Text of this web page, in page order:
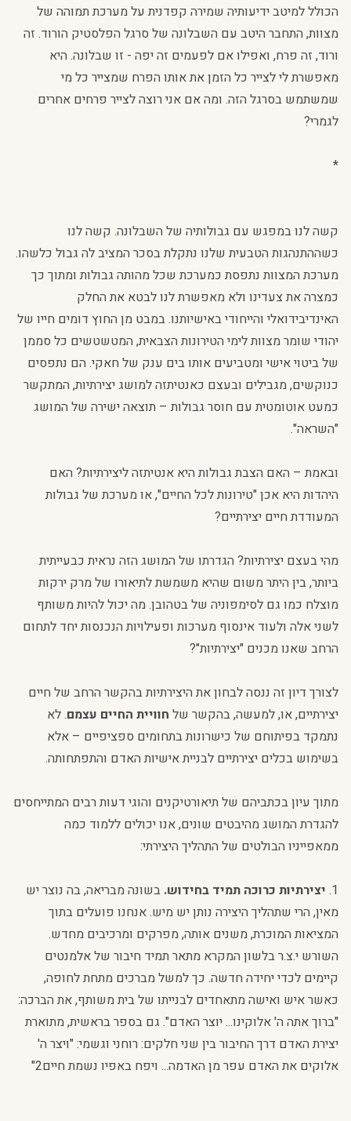
הכולל למיטב ידיעותיה שמירה קפדנית על מערכת תמוהה של
מצוות, התחבר היטב עם השבלונה של סרגל הפלסטיק הורוד. זה
ורוד, זה פרח, ואפילו אם לפעמים זה יפה - זו שבלונה. היא
מאפשרת לי לצייר כל הזמן את אותו הפרח שמצייר כל מי
שמשתמש בסרגל הזה. ומה אם אני רוצה לצייר פרחים אחרים
לגמרי?
*
קשה לנו במפגש עם גבולותיה של השבלונה. קשה לנו
כשההתנהגות הטבעית שלנו נתקלת בסכר המציב לה גבול כלשהו.
מערכת המצוות נתפסת כמערכת שכל מהותה גבולות ומתוך כך
כמצרה את צעדינו ולא מאפשרת לנו לבטא את החלק
האינדיבידואלי והייחודי באישיותנו. במבט מן החוץ דומים חייו של
יהודי שומר מצוות לימי הטירונות הצבאית, המטשטשים כל סממן
של ביטוי אישי ומטביעים אותו בים ענק של חאקי. הם נתפסים
כנוקשים, מגבילים ובעצם כאנטיתזה למושג יצירתיות, המתקשר
כמעט אוטומטית עם חוסר גבולות – תוצאה ישירה של המושג
"השראה".
ובאמת – האם הצבת גבולות היא אנטיתזה ליצירתיות? האם
היהדות היא אכן "טירונות לכל החיים", או מערכת של גבולות
המעודדת חיים יצירתיים?
מהי בעצם יצירתיות? הגדרתו של המושג הזה נראית כבעייתית
ביותר, בין היתר משום שהיא משמשת לתיאורו של מרק ירקות
מוצלח כמו גם לסימפוניה של בטהובן. מה יכול להיות משותף
לשני אלה ולעוד אינסוף מערכות ופעילויות הנכנסות יחד לתחום
הרחב שאנו מכנים "יצירתיות"?
לצורך דיון זה ננסה לבחון את היצירתיות בהקשר הרחב של חיים
יצירתיים, או, למעשה, בהקשר של חוויית החיים עצמם. לא
נתמקד בפיתוחם של כישרונות בתחומים ספציפיים – אלא
בשימוש בכלים יצירתיים לבניית אישיות האדם והתפתחותה.
מתוך עיון בכתביהם של תיאורטיקנים והוגי דעות רבים המתייחסים
להגדרת המושג מהיבטים שונים, אנו יכולים ללמוד כמה
ממאפייניו הבולטים של התהליך היצירתי:
1. יצירתיות כרוכה תמיד בחידוש. בשונה מבריאה, בה נוצר יש
מאין, הרי שתהליך היצירה נותן יש מיש. אנחנו פועלים בתוך
המציאות המוכרת, משנים אותה, מפרקים ומרכיבים מחדש.
השורש י.צ.ר בלשון המקרא מתאר תמיד חיבור של אלמנטים
קיימים לכדי יחידה חדשה. כך למשל מברכים מתחת לחופה,
כאשר איש ואישה מתאחדים לבנייתו של בית משותף, את הברכה:
"ברוך אתה ה' אלוקינו... יוצר האדם". גם בספר בראשית, מתוארת
יצירת האדם דרך החיבור בין שני חלקים: רוחני וגשמי: "ויצר ה'
אלוקים את האדם עפר מן האדמה... ויפח באפיו נשמת חיים2"